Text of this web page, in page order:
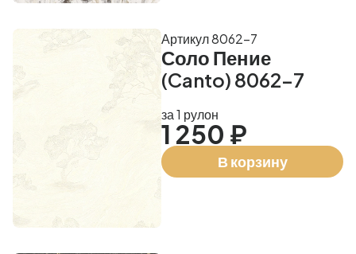
Соло Пение
(Canto) 8062-7
Артикул 8062-7
за 1 рулон
1 250 ₽
В корзину